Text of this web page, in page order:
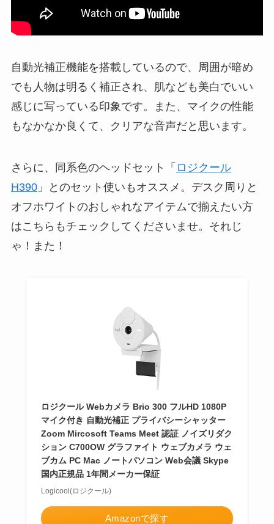
自動光補正機能を搭載しているので、周囲が暗め
でも人物は明るく補正され、肌なども美白でいい
感じに写っている印象です。また、マイクの性能
もなかなか良くて、クリアな音声だと思います。
さらに、同系色のヘッドセット「 ロジクール
H390」とのセット使いもオススメ。デスク周りと
オフホワイトのおしゃれなアイテムで揃えたい方
はこちらもチェックしてくださいませ。それじ
ゃ！また！
ロジクール Webカメラ Brio 300 フルHD 1080P
マイク付き 自動光補正 プライバシーシャッター
Zoom Mircosoft Teams Meet 認証 ノイズリダク
ション C700OW グラファイト ウェブカメラ ウェ
ブカム PC Mac ノートパソコン Web会議 Skype
国内正規品 1年間メーカー保証
Logicool(ロジクール)
Amazonで探す